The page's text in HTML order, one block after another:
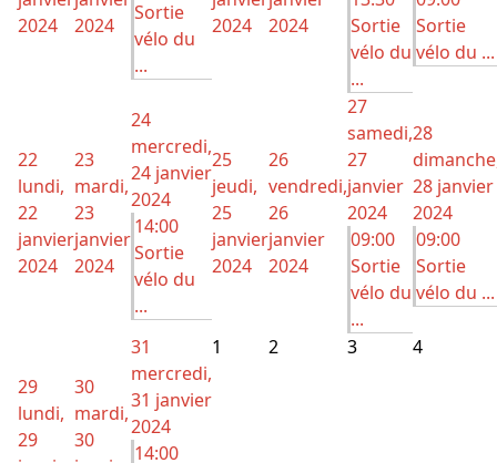
2024
2024
Sortie
vélo du
...
2024
2024
Sortie
vélo du
...
Sortie
vélo du ...
22
lundi,
22
janvier
2024
23
mardi,
23
janvier
2024
24
mercredi,
24 janvier
2024
14:00
Sortie
vélo du
...
25
jeudi,
25
janvier
2024
26
vendredi,
26
janvier
2024
27
samedi,
27
janvier
2024
09:00
Sortie
vélo du
...
28
28 janvier
2024
09:00
Sortie
vélo du ...
29
lundi,
29
30
mardi,
30
31
mercredi,
31 janvier
2024
14:00
1 2 3 4